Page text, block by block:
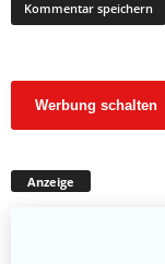
Werbung schalten
Anzeige